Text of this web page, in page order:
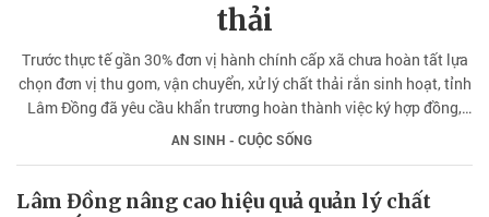
thải
Trước thực tế gần 30% đơn vị hành chính cấp xã chưa hoàn tất lựa
chọn đơn vị thu gom, vận chuyển, xử lý chất thải rắn sinh hoạt, tỉnh
Lâm Đồng đã yêu cầu khẩn trương hoàn thành việc ký hợp đồng,
không để gián đoạn công tác vệ sinh môi trường.
AN SINH - CUỘC SỐNG
Lâm Đồng nâng cao hiệu quả quản lý chất